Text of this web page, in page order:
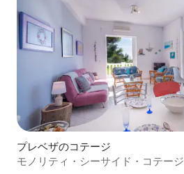
プレベザのコテージ
モノリティ・シーサイド・コテージ